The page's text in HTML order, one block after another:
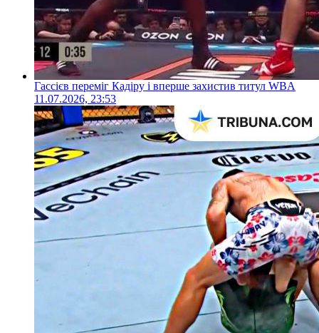
Гассієв переміг Кадіру і вперше захистив титул WBA
11.07.2026, 23:53